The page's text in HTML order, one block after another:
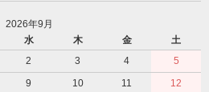
2026年9月
水 木 金
土
2 3 4
5
9 10 11
12